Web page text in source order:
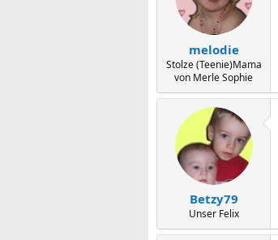
melodie
Stolze (Teenie)Mama
von Merle Sophie
Betzy79
Unser Felix